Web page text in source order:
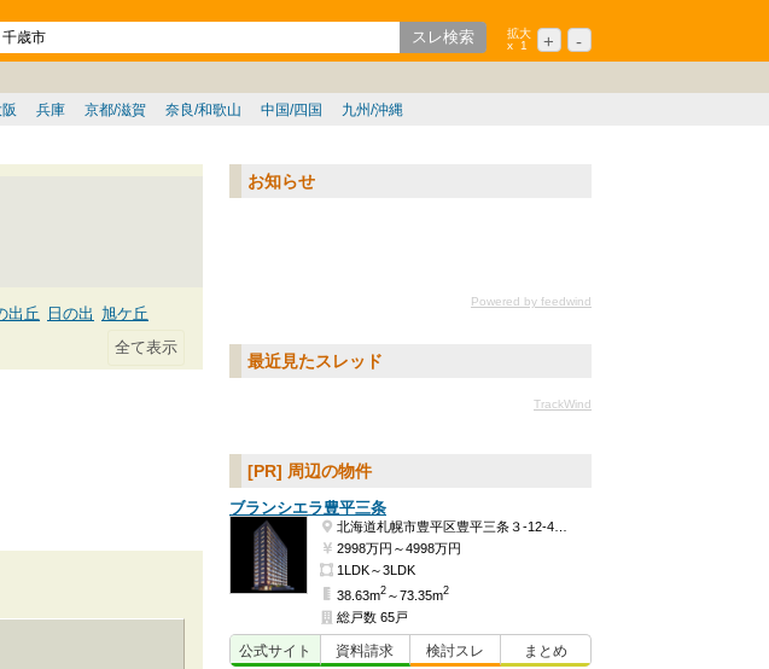
拡大
x
1 + -
兵庫 京都/滋賀 奈良/和歌山 中国/四国 九州/沖縄
出丘 日の出 旭ケ丘
清水町
幸町 錦町 春日町 大和
お知らせ
Powered by feedwind
最近見たスレッド
TrackWind
[PR] 周辺の物件
ブランシエラ豊平三条
2998万円～4998万円
1LDK～3LDK
38.63m2 ～73.35m2
総戸数 65戸
公式サイト 資料請求 検討スレ まとめ